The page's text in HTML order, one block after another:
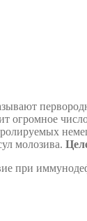
огромное
молозива.
при